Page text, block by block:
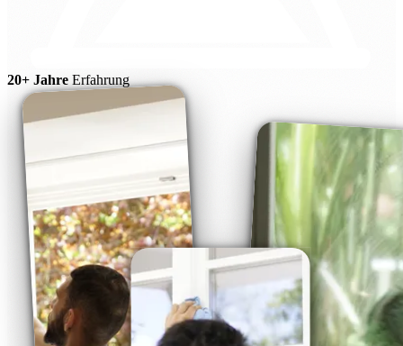
20+ Jahre Erfahrung